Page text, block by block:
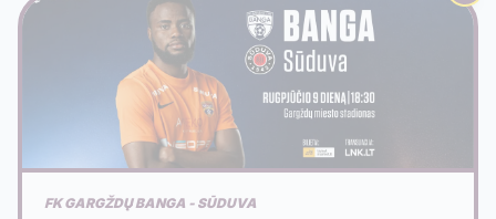
FK GARGŽDŲ BANGA - SŪDUVA